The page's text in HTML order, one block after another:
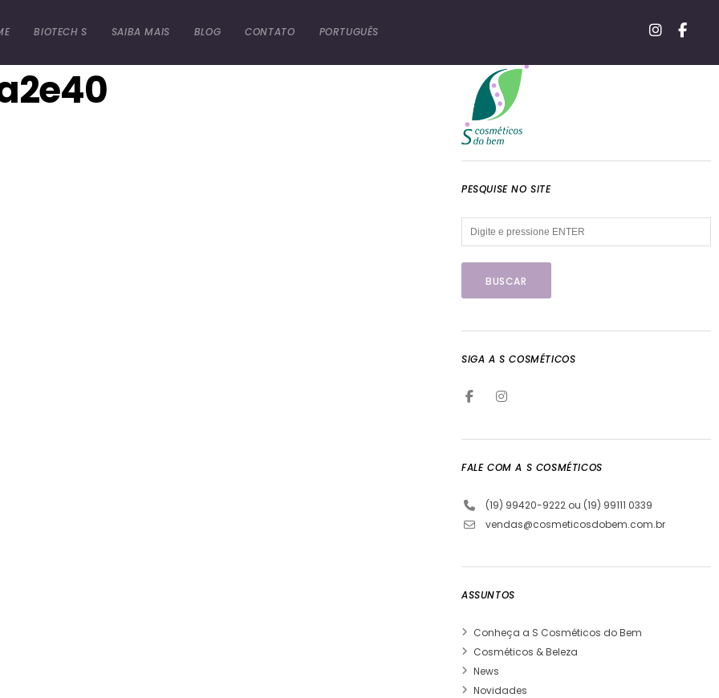
BIOTECH S SAIBA MAIS BLOG CONTATO PORTUGUÊS
PESQUISE NO SITE
SIGA A S COSMÉTICOS
FALE COM A S COSMÉTICOS
(19) 99420-9222 ou (19) 99111 0339
vendas@cosmeticosdobem.com.br
ASSUNTOS
Conheça a S Cosméticos do Bem
Cosméticos & Beleza
News
Novidades